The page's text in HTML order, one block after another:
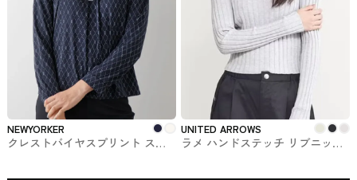
NEWYORKER
クレストバイヤスプリント スタ
UNITED ARROWS
ラメ ハンドステッチ リブニット